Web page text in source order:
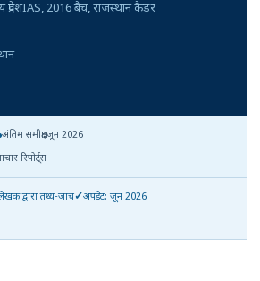
IAS, 2016 बैच, राजस्थान कैडर
अंतिम समीक्षा:जून 2026
रिपोर्ट्स
द्वारा तथ्य-जांच
अपडेट: जून 2026